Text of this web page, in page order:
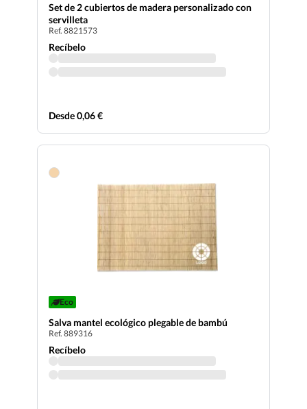
Set de 2 cubiertos de madera personalizado con
servilleta
Ref. 8821573
Recíbelo
Desde 0,06 €
Eco
Salva mantel ecológico plegable de bambú
Ref. 889316
Recíbelo